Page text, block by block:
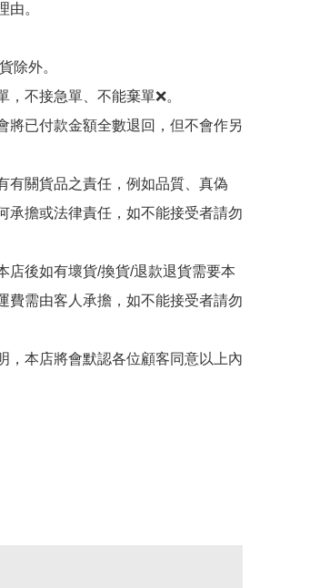
由。
除外。
，不接急單、不能棄單❌。
將已付款金額全數退回，但不會作另
有關貨品之責任，例如品質、真偽
承擔或法律責任，如不能接受者請勿
店後如有壞貨/換貨/退款退貨需要本
費需由客人承擔，如不能接受者請勿
，本店將會默認各位顧客同意以上內